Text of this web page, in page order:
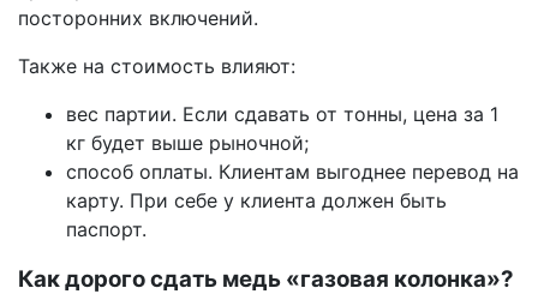
посторонних включений.
Также на стоимость влияют:
вес партии. Если сдавать от тонны, цена за 1
кг будет выше рыночной;
способ оплаты. Клиентам выгоднее перевод на
карту. При себе у клиента должен быть
паспорт.
Как дорого сдать медь «газовая колонка»?